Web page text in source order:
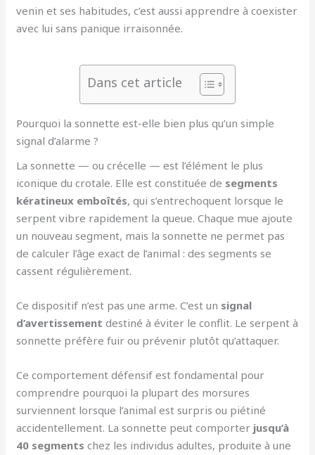
venin et ses habitudes, c’est aussi apprendre à coexister
avec lui sans panique irraisonnée.
Dans cet article
Pourquoi la sonnette est-elle bien plus qu’un simple
signal d’alarme ?
La sonnette — ou crécelle — est l’élément le plus
iconique du crotale. Elle est constituée de segments
kératineux emboîtés, qui s’entrechoquent lorsque le
serpent vibre rapidement la queue. Chaque mue ajoute
un nouveau segment, mais la sonnette ne permet pas
de calculer l’âge exact de l’animal : des segments se
cassent régulièrement.
Ce dispositif n’est pas une arme. C’est un signal
d’avertissement destiné à éviter le conflit. Le serpent à
sonnette préfère fuir ou prévenir plutôt qu’attaquer.
Ce comportement défensif est fondamental pour
comprendre pourquoi la plupart des morsures
surviennent lorsque l’animal est surpris ou piétiné
accidentellement. La sonnette peut comporter jusqu’à
40 segments chez les individus adultes, produite à une